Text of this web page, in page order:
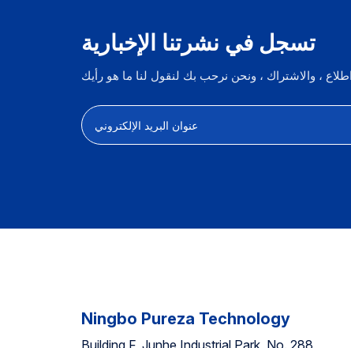
تسجل في نشرتنا الإخبارية
Ningbo Pureza Technology
Building F, Junhe Industrial Park, No. 288